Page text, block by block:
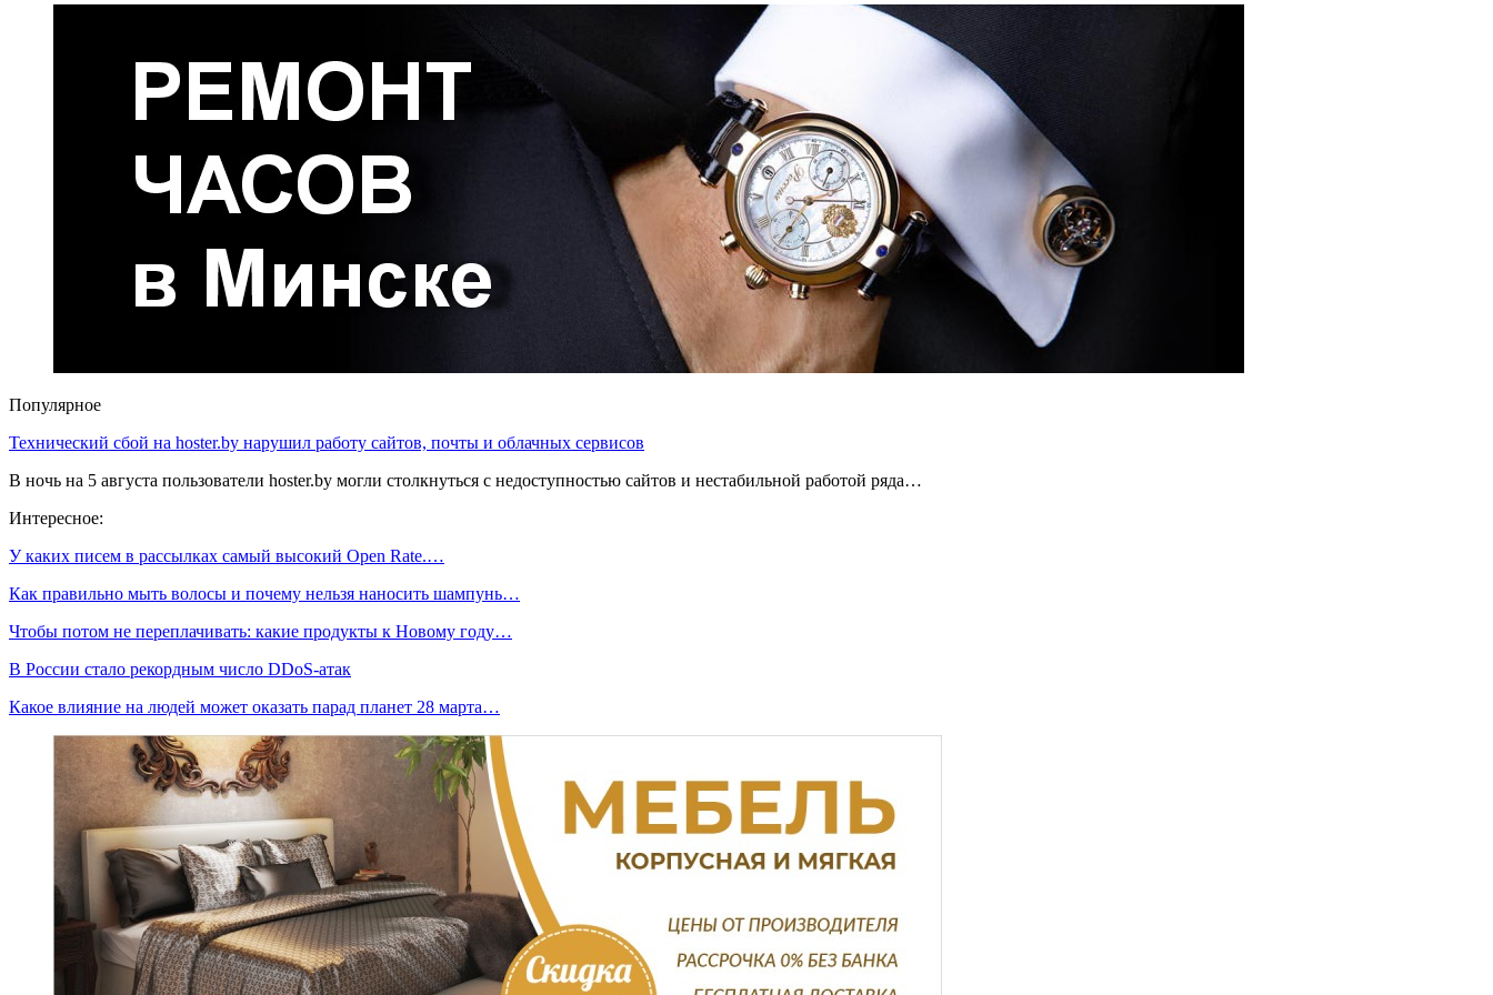
Популярное
Технический сбой на hoster.by нарушил работу сайтов, почты и облачных сервисов
В ночь на 5 августа пользователи hoster.by могли столкнуться с недоступностью сайтов и нестабильной работой ряда…
Интересное:
У каких писем в рассылках самый высокий Open Rate.…
Как правильно мыть волосы и почему нельзя наносить шампунь…
Чтобы потом не переплачивать: какие продукты к Новому году…
В России стало рекордным число DDoS-атак
Какое влияние на людей может оказать парад планет 28 марта…